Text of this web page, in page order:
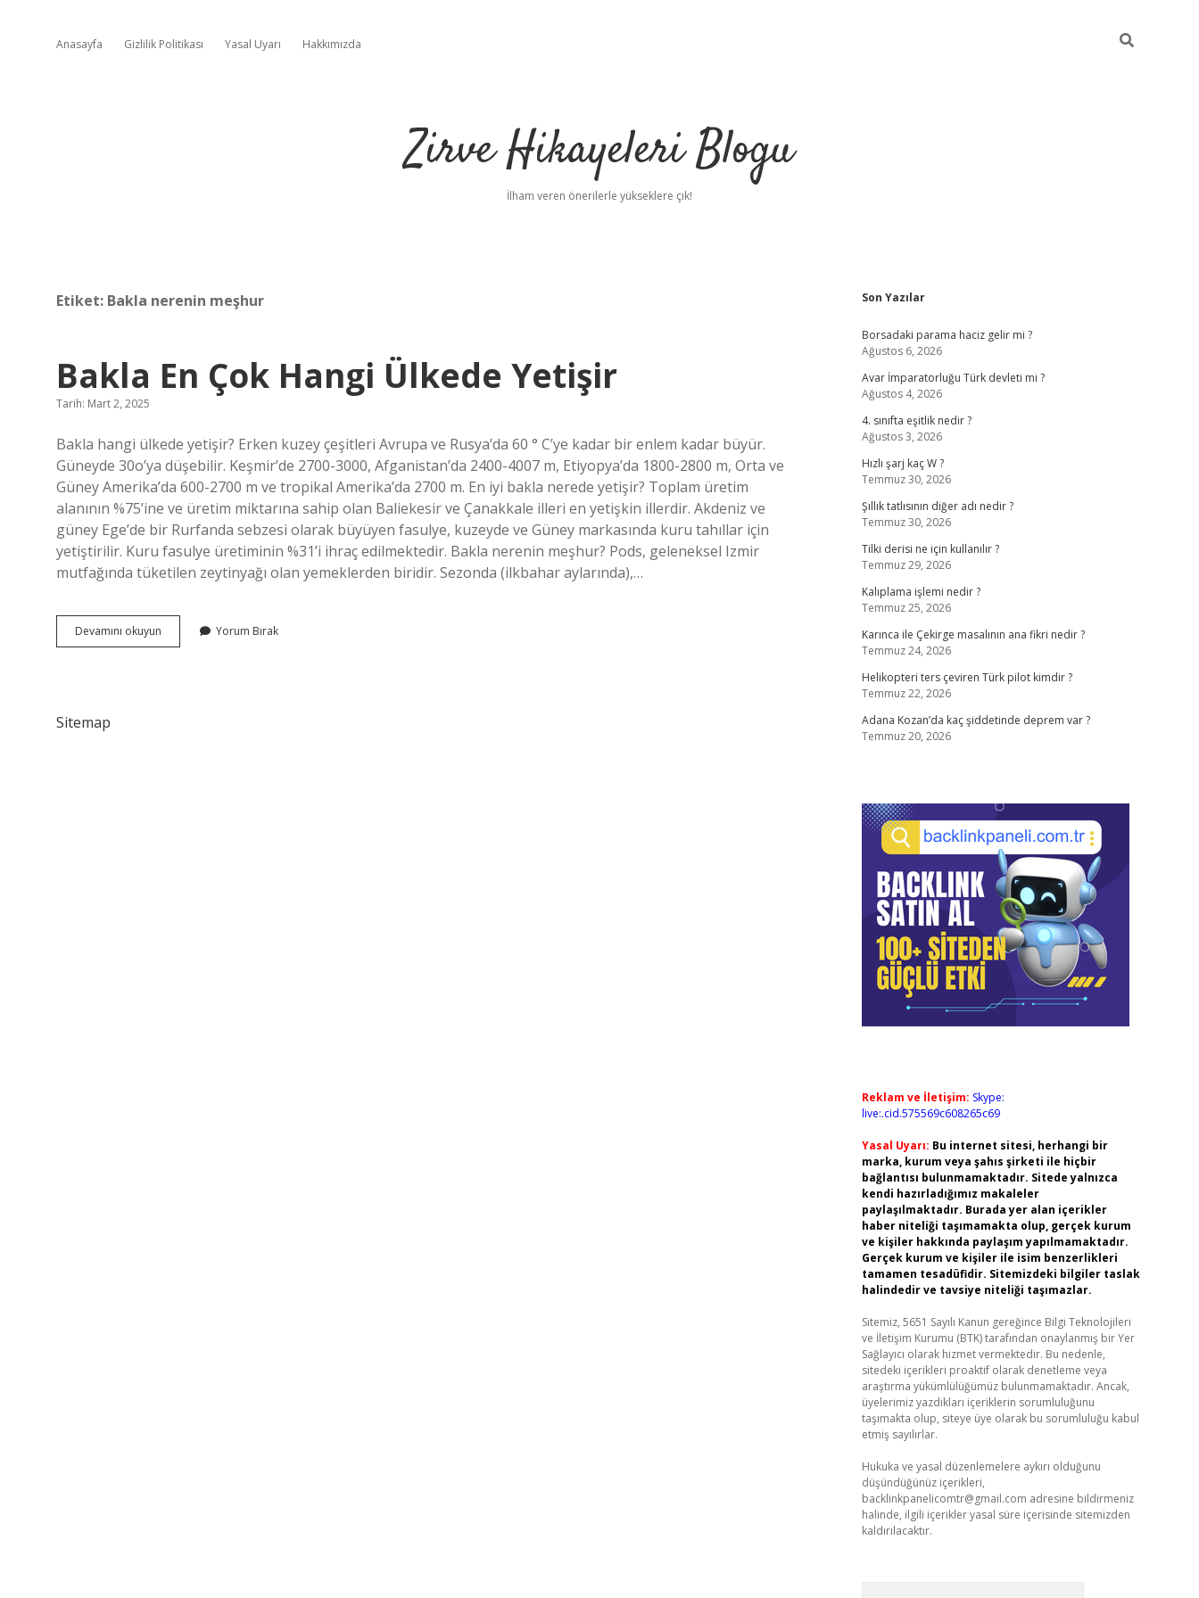
Anasayfa Gizlilik Politikası Yasal Uyarı Hakkımızda
Zirve Hikayeleri Blogu
İlham veren önerilerle yükseklere çık!
Etiket: Bakla nerenin meşhur
Bakla En Çok Hangi Ülkede Yetişir
Tarih: Mart 2, 2025
Bakla hangi ülkede yetişir? Erken kuzey çeşitleri Avrupa ve Rusya’da 60 ° C’ye kadar bir enlem kadar büyür.
Güneyde 30o’ya düşebilir. Keşmir’de 2700-3000, Afganistan’da 2400-4007 m, Etiyopya’da 1800-2800 m, Orta ve
Güney Amerika’da 600-2700 m ve tropikal Amerika’da 2700 m. En iyi bakla nerede yetişir? Toplam üretim
alanının %75’ine ve üretim miktarına sahip olan Baliekesir ve Çanakkale illeri en yetişkin illerdir. Akdeniz ve
güney Ege’de bir Rurfanda sebzesi olarak büyüyen fasulye, kuzeyde ve Güney markasında kuru tahıllar için
yetiştirilir. Kuru fasulye üretiminin %31’i ihraç edilmektedir. Bakla nerenin meşhur? Pods, geleneksel Izmir
mutfağında tüketilen zeytinyağı olan yemeklerden biridir. Sezonda (ilkbahar aylarında),…
Devamını okuyun
En
Yorum Bırak
Sitemap
Sidebar
Son Yazılar
Borsadaki parama haciz gelir mi ?
Ağustos 6, 2026
Avar İmparatorluğu Türk devleti mi ?
Ağustos 4, 2026
4. sınıfta eşitlik nedir ?
Ağustos 3, 2026
Hızlı şarj kaç W ?
Temmuz 30, 2026
Şıllık tatlısının diğer adı nedir ?
Temmuz 30, 2026
Tilki derisi ne için kullanılır ?
Temmuz 29, 2026
Kalıplama işlemi nedir ?
Temmuz 25, 2026
Karınca ile Çekirge masalının ana fikri nedir ?
Temmuz 24, 2026
Helikopteri ters çeviren Türk pilot kimdir ?
Temmuz 22, 2026
Adana Kozan’da kaç şiddetinde deprem var ?
Temmuz 20, 2026
Reklam ve İletişim: Skype:
live:.cid.575569c608265c69
Yasal Uyarı: Bu internet sitesi, herhangi bir
marka, kurum veya şahıs şirketi ile hiçbir
bağlantısı bulunmamaktadır. Sitede yalnızca
kendi hazırladığımız makaleler
paylaşılmaktadır. Burada yer alan içerikler
haber niteliği taşımamakta olup, gerçek kurum
ve kişiler hakkında paylaşım yapılmamaktadır.
Gerçek kurum ve kişiler ile isim benzerlikleri
tamamen tesadüfidir. Sitemizdeki bilgiler taslak
halindedir ve tavsiye niteliği taşımazlar.
Sitemiz, 5651 Sayılı Kanun gereğince Bilgi Teknolojileri
ve İletişim Kurumu (BTK) tarafından onaylanmış bir Yer
Sağlayıcı olarak hizmet vermektedir. Bu nedenle,
sitedeki içerikleri proaktif olarak denetleme veya
araştırma yükümlülüğümüz bulunmamaktadır. Ancak,
üyelerimiz yazdıkları içeriklerin sorumluluğunu
taşımakta olup, siteye üye olarak bu sorumluluğu kabul
etmiş sayılırlar.
Hukuka ve yasal düzenlemelere aykırı olduğunu
düşündüğünüz içerikleri,
backlinkpanelicomtr@gmail.com adresine bildirmeniz
halinde, ilgili içerikler yasal süre içerisinde sitemizden
kaldırılacaktır.